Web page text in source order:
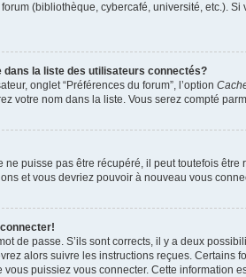
(bibliothèque, cybercafé, université, etc.).
dans la liste des utilisateurs connectés?
onglet “Préférences du forum”, l’option
votre nom dans la liste. Vous serez compté
ne puisse pas être récupéré, il peut toutefois
et vous devriez pouvoir à nouveau vous
de passe. S’ils sont corrects, il y a deux
alors suivre les instructions reçues.
puissiez vous connecter. Cette information